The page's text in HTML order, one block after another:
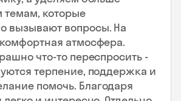
темам, которые
вызывают вопросы. На
атмосфера.
что-то переспросить -
терпение, поддержка и
помочь. Благодаря